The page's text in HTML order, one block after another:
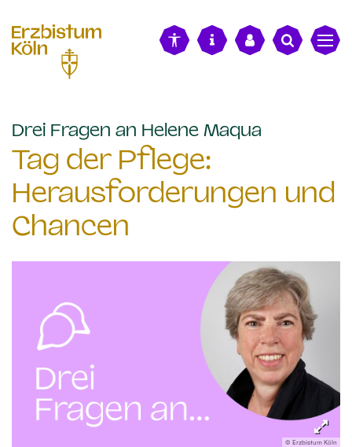
Drei Fragen an Helene Maqua
Tag der Pflege:
Herausforderungen und
Chancen
© Erzbistum Köln